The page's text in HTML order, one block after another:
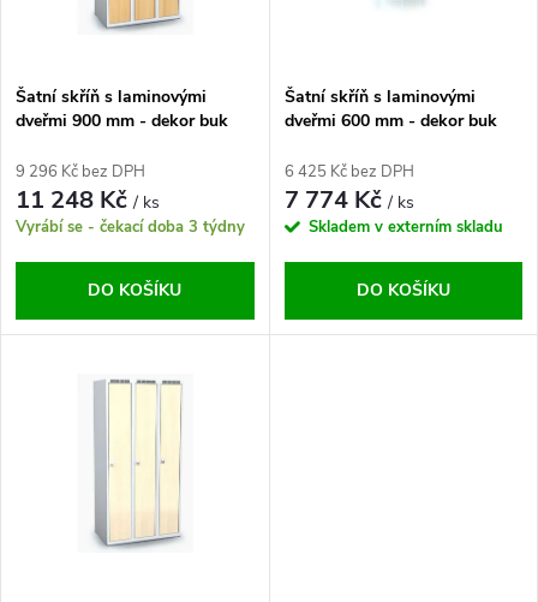
p
r
o
u
s
p
r
o
d
Šatní skříň s laminovými
dveřmi 900 mm - dekor buk
9 296 Kč bez DPH
11 248 Kč/ ks
Vyrábí se - čekací doba 3 týdny
DO KOŠÍKU
Šatní skříň s laminovými
dveřmi 600 mm - dekor buk
6 425 Kč bez DPH
7 774 Kč/ ks
Skladem v externím skladu
DO KOŠÍKU